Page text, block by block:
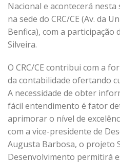
Nacional e acontecerá nesta
na sede do CRC/CE (Av. da
Benfica), com a participação
Silveira.
O CRC/CE contribui com a
da contabilidade ofertando
A necessidade de obter
fácil entendimento é fator
aprimorar o nível de
com a vice-presidente de
Augusta Barbosa, o projeto
Desenvolvimento permitirá